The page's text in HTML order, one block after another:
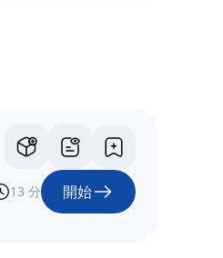
13 分 開始